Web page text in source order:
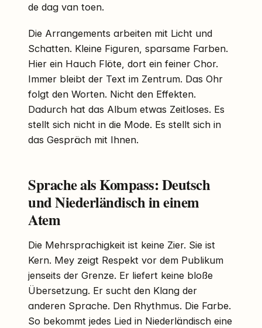
de dag van toen.
Die Arrangements arbeiten mit Licht und
Schatten. Kleine Figuren, sparsame Farben.
Hier ein Hauch Flöte, dort ein feiner Chor.
Immer bleibt der Text im Zentrum. Das Ohr
folgt den Worten. Nicht den Effekten.
Dadurch hat das Album etwas Zeitloses. Es
stellt sich nicht in die Mode. Es stellt sich in
das Gespräch mit Ihnen.
Sprache als Kompass: Deutsch
und Niederländisch in einem
Atem
Die Mehrsprachigkeit ist keine Zier. Sie ist
Kern. Mey zeigt Respekt vor dem Publikum
jenseits der Grenze. Er liefert keine bloße
Übersetzung. Er sucht den Klang der
anderen Sprache. Den Rhythmus. Die Farbe.
So bekommt jedes Lied in Niederländisch eine